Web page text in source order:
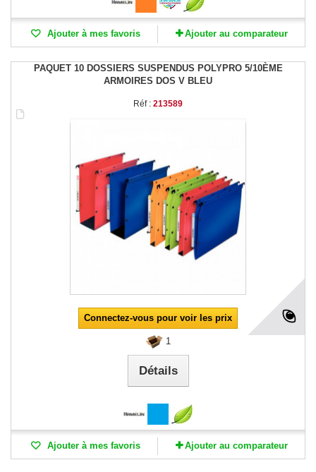
Ajouter à mes favoris Ajouter au comparateur
PAQUET 10 DOSSIERS SUSPENDUS POLYPRO 5/10ÈME
ARMOIRES DOS V BLEU
Réf : 213589
Connectez-vous pour voir les prix
1
Détails
Ajouter à mes favoris Ajouter au comparateur